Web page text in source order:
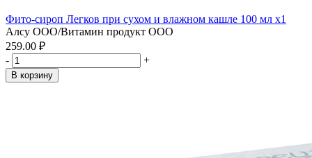
Фито-сироп Легков при сухом и влажном кашле 100 мл x1
Алсу ООО/Витамин продукт ООО
259.00 ₽
-
+
В корзину